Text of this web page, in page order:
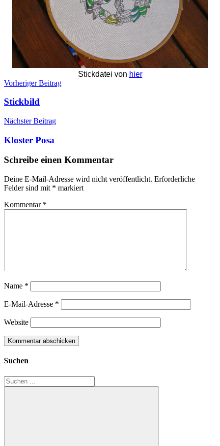
Stickdatei von hier
Beitragsnavigation
Vorheriger Beitrag
Stickbild
Nächster Beitrag
Kloster Posa
Schreibe einen Kommentar
Deine E-Mail-Adresse wird nicht veröffentlicht. Erforderliche
Felder sind mit * markiert
Kommentar *
Name *
E-Mail-Adresse *
Website
Suchen
Suchen
nach: